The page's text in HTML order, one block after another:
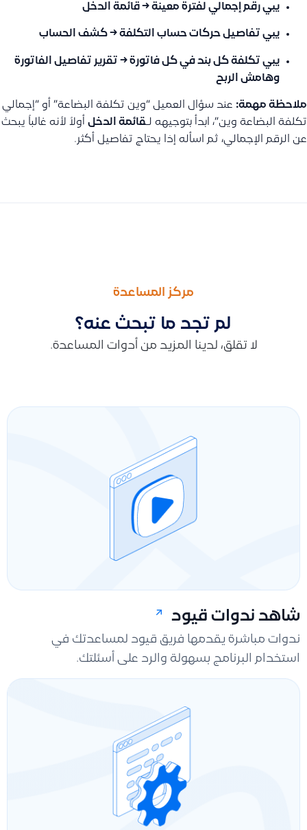
يبي رقم إجمالي لفترة معينة → قائمة الدخل
يبي تفاصيل حركات حساب التكلفة → كشف الحساب
يبي تكلفة كل بند في كل فاتورة → تقرير تفاصيل الفاتورة
وهامش الربح
ملاحظة مهمة: عند سؤال العميل “وين تكلفة البضاعة” أو “إجمالي
تكلفة البضاعة وين”، ابدأ بتوجيهه لـقائمة الدخل أولاً لأنه غالباً يبحث
عن الرقم الإجمالي، ثم اسأله إذا يحتاج تفاصيل أكثر.
مركز المساعدة
لم تجد ما تبحث عنه؟
لا تقلق، لدينا المزيد من أدوات المساعدة.
شاهد ندوات قيود
ندوات مباشرة يقدمها فريق قيود لمساعدتك في
استخدام البرنامج بسهولة والرد على أسئلتك.